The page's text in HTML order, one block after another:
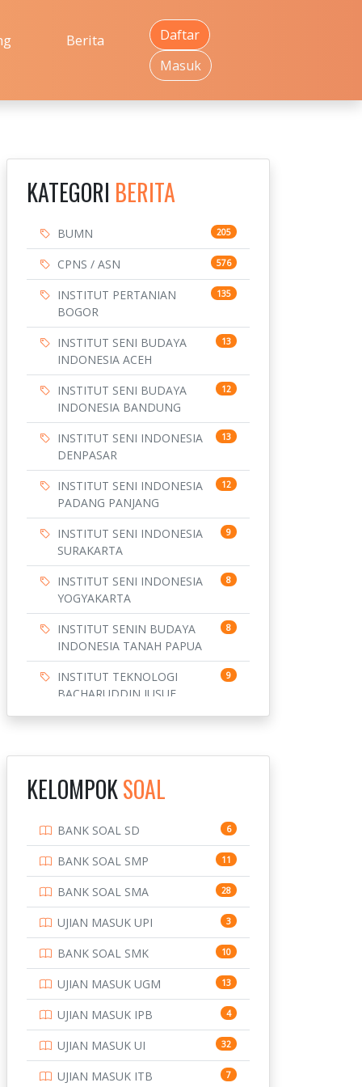
Berita
Daftar
Masuk
KATEGORI BERITA
BUMN 205
CPNS / ASN 576
INSTITUT PERTANIAN
BOGOR
135
INSTITUT SENI BUDAYA
INDONESIA ACEH
13
INSTITUT SENI BUDAYA
INDONESIA BANDUNG
12
INSTITUT SENI INDONESIA
DENPASAR
13
INSTITUT SENI INDONESIA
PADANG PANJANG
12
INSTITUT SENI INDONESIA
SURAKARTA
9
INSTITUT SENI INDONESIA
YOGYAKARTA
8
INSTITUT SENIN BUDAYA
INDONESIA TANAH PAPUA
8
INSTITUT TEKNOLOGI
BACHARUDDIN JUSUF
9
BANDUNG
INSTITUT TEKNOLOGI
INSTITUT TEKNOLOGI
SEPULUH NOVEMBER
10
INSTITUT TEKNOLOGI
SUMATERA
9
IPDN / STPDN 148
PENDIDIKAN 943
PERBANKAN 3
POLRI 169
POLTEK SSN 7
4
KELOMPOKSOAL
BANK SOAL SD 6
BANK SOAL SMP 11
BANK SOAL SMA 28
UJIAN MASUK UPI 3
BANK SOAL SMK 10
UJIAN MASUK UGM 13
UJIAN MASUK IPB 4
UJIAN MASUK UI 32
UJIAN MASUK ITB 7